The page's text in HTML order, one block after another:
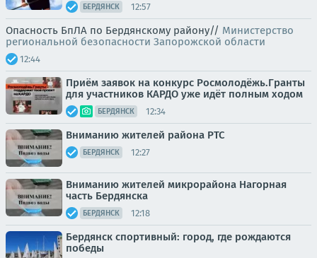
БЕРДЯНСК 12:57
Опасность БпЛА по Бердянскому району// Министерство
региональной безопасности Запорожской области
12:44
Приём заявок на конкурс Росмолодёжь.Гранты
для участников КАРДО уже идёт полным ходом
БЕРДЯНСК 12:34
Вниманию жителей района РТС
БЕРДЯНСК 12:27
Вниманию жителей микрорайона Нагорная
часть Бердянска
БЕРДЯНСК 12:18
Бердянск спортивный: город, где рождаются
победы